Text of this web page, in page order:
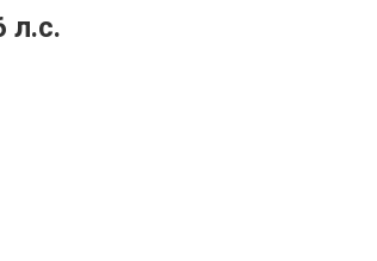
л.с.